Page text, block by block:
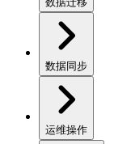
数据同步
运维操作